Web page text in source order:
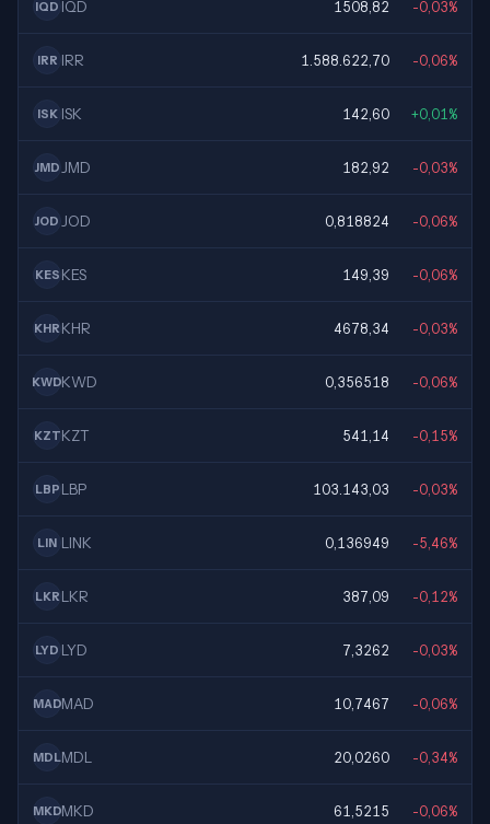
IQD IQD 1508,82 -0,03%
IRR IRR 1.588.622,70 -0,06%
ISK ISK 142,60 +0,01%
JMD JMD 182,92 -0,03%
JOD JOD 0,818824 -0,06%
KES KES 149,39 -0,06%
KHR KHR 4678,34 -0,03%
KWDKWD 0,356518 -0,06%
KZTKZT 541,14 -0,15%
LBP LBP 103.143,03 -0,03%
LIN LINK 0,136949 -5,46%
LKR LKR 387,09 -0,12%
LYD LYD 7,3262 -0,03%
MADMAD 10,7467 -0,06%
MDLMDL 20,0260 -0,34%
MKDMKD 61,5215 -0,06%